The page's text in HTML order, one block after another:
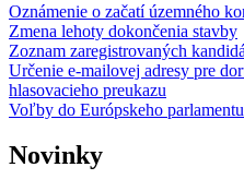
Oznámenie o začatí územného
Zmena lehoty dokončenia stavby
Zoznam zaregistrovaných
Určenie e-mailovej adresy pre
hlasovacieho preukazu
Voľby do Európskeho parlamentu
Novinky